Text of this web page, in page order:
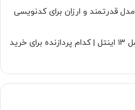
لپتاپ برنامه نویسی اقتصادی | ۱۰ مدل قدرتمند و ارزان برای کدنویسی
تفاوت لپتاپ های Core Ultra با نسل ۱۳ اینتل | کدام پردازنده برای خرید